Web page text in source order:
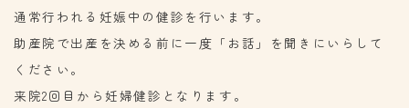
通常行われる妊娠中の健診を行います。
助産院で出産を決める前に一度「お話」を聞きにいらして
ください。
来院2回目から妊婦健診となります。